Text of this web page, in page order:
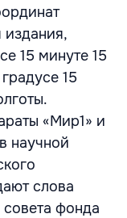
15 минуте 15
15
«Мир1» и
научной
слова
совета фонда